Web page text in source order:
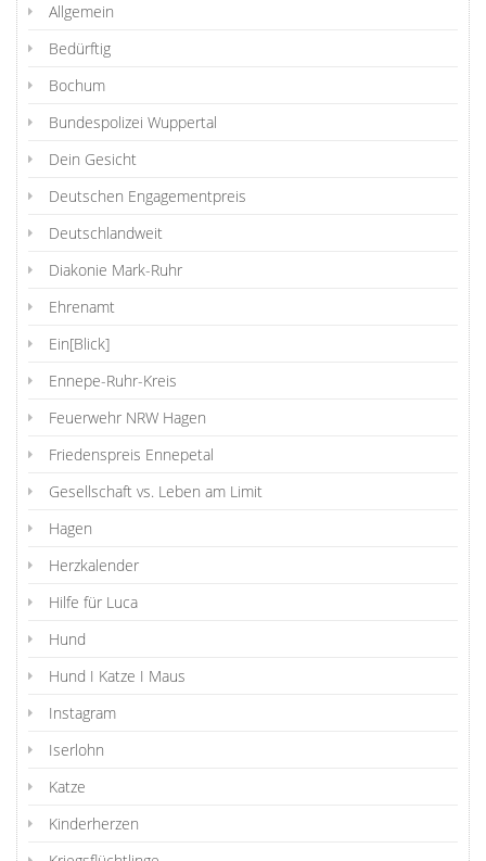
Allgemein
Bedürftig
Bochum
Bundespolizei Wuppertal
Dein Gesicht
Deutschen Engagementpreis
Deutschlandweit
Diakonie Mark-Ruhr
Ehrenamt
Ein[Blick]
Ennepe-Ruhr-Kreis
Feuerwehr NRW Hagen
Friedenspreis Ennepetal
Gesellschaft vs. Leben am Limit
Hagen
Herzkalender
Hilfe für Luca
Hund
Hund I Katze I Maus
Instagram
Iserlohn
Katze
Kinderherzen